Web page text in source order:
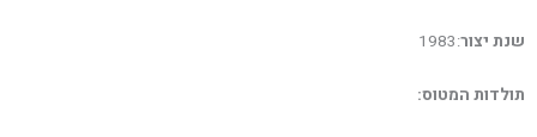
שנת יצור:1983
תולדות המטוס: